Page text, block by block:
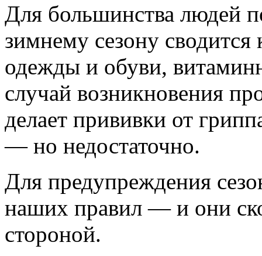
Для большинства людей
зимнему сезону
одежды и обуви,
случай возникновения
делает прививки от
— но недостаточно.
Для предупреждения
наших правил — и они
стороной.